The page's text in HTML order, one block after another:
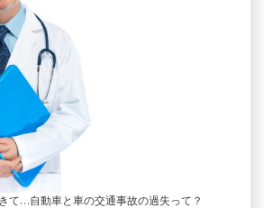
て…自動車と車の交通事故の過失って？